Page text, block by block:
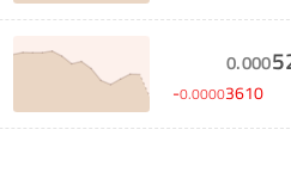
0.000
-0.00003610